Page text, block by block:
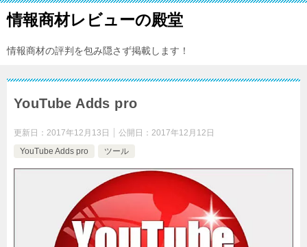
情報商材レビューの殿堂
情報商材の評判を包み隠さず掲載します！
YouTube Adds pro
更新日： 2017年12月13日 公開日： 2017年12月12日
YouTube Adds pro
ツール